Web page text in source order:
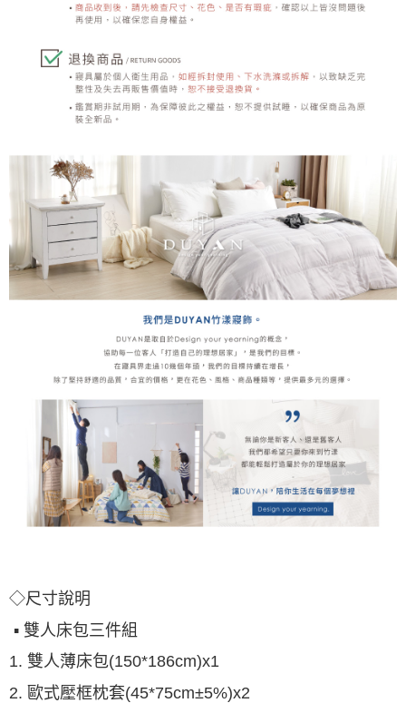
◇尺寸說明
▪ 雙人床包三件組
1. 雙人薄床包(150*186cm)x1
2. 歐式壓框枕套(45*75cm±5%)x2